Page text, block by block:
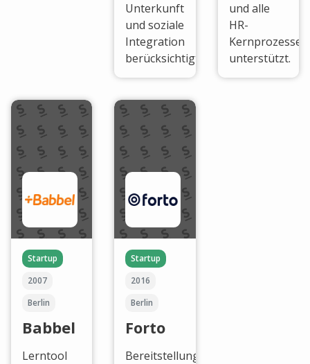
Unterkunft
und soziale
Integration
berücksichtigt.
und alle
HR-
Kernprozesse
unterstützt.
Startup
2007
Berlin
Babbel
Lerntool
Startup
2016
Berlin
Forto
Bereitstellung